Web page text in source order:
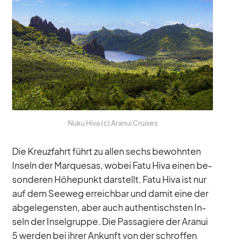
Nuku Hiva (c) Ara­nui Crui­ses
Die Kreuz­fahrt führt zu al­len sechs be­wohn­ten
In­seln der Mar­que­sas, wo­bei Fatu Hiva ei­nen be­
son­de­ren Hö­he­punkt dar­stellt. Fatu Hiva ist nur
auf dem See­weg er­reich­bar und da­mit eine der
ab­ge­le­gens­ten, aber auch au­then­tischs­ten In­
seln der In­sel­gruppe. Die Pas­sa­giere der Ara­nui
5 wer­den bei ih­rer An­kunft von der schrof­fen